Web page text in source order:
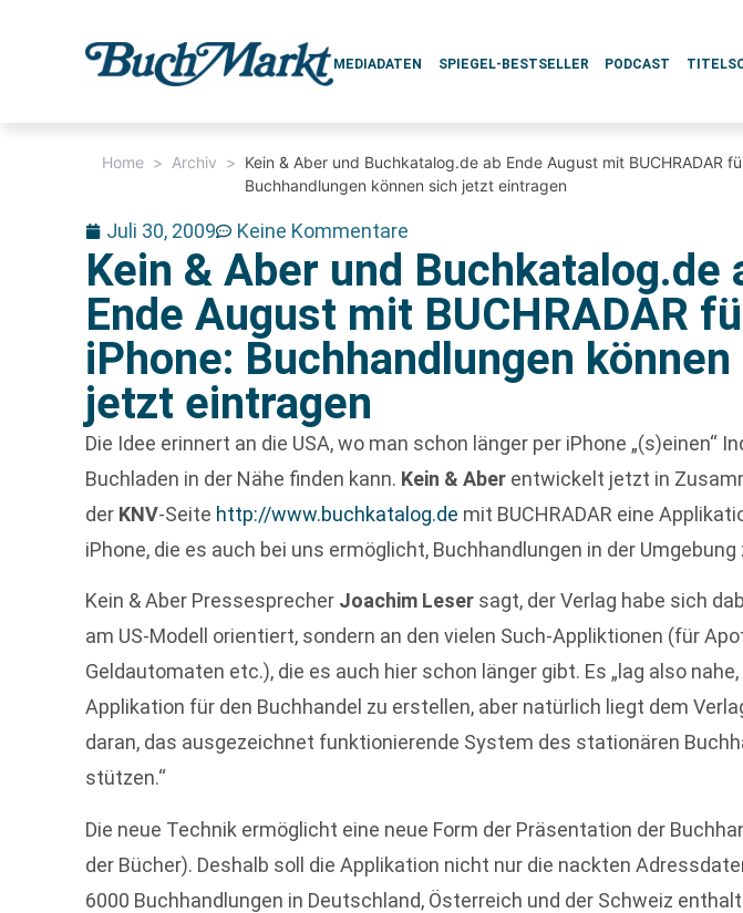
MEDIADATEN SPIEGEL-BESTSELLER PODCAST
Home > Archiv > Kein & Aber und Buchkatalog.de ab Ende August mit BUCHRADAR
Buchhandlungen können sich jetzt eintragen
Juli 30, 2009 Keine Kommentare
Kein & Aber und Buchkatalog.de
Ende August mit BUCHRADAR
iPhone: Buchhandlungen
jetzt eintragen
Die Idee erinnert an die USA, wo man schon länger per iPhone „(s)einen“
Buchladen in der Nähe finden kann. Kein & Aber entwickelt jetzt in
der KNV-Seite http://www.buchkatalog.de mit BUCHRADAR eine
iPhone, die es auch bei uns ermöglicht, Buchhandlungen in der Umgebung
Kein & Aber Pressesprecher Joachim Leser sagt, der Verlag habe sich
am US-Modell orientiert, sondern an den vielen Such-Appliktionen (für
Geldautomaten etc.), die es auch hier schon länger gibt. Es „lag also
Applikation für den Buchhandel zu erstellen, aber natürlich liegt dem
daran, das ausgezeichnet funktionierende System des stationären
stützen.“
Die neue Technik ermöglicht eine neue Form der Präsentation der
der Bücher). Deshalb soll die Applikation nicht nur die nackten
6000 Buchhandlungen in Deutschland, Österreich und der Schweiz